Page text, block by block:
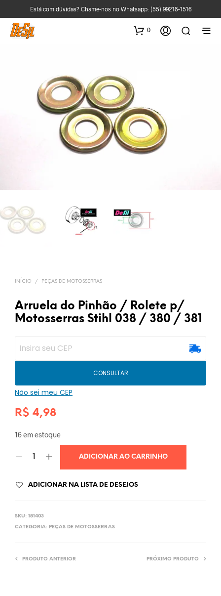
Está com dúvidas? Chame-nos no Whatsapp: (55) 99218-1516
0
INÍCIO / PEÇAS DE MOTOSSERRAS
Arruela do Pinhão / Rolete p/
Motosserras Stihl 038 / 380 / 381
CONSULTAR
Não sei meu CEP
R$ 4,98
16 em estoque
ADICIONAR AO CARRINHO
ADICIONAR NA LISTA DE DESEJOS
SKU: 181403
CATEGORIA: PEÇAS DE MOTOSSERRAS
PRODUTO ANTERIOR PRÓXIMO PRODUTO